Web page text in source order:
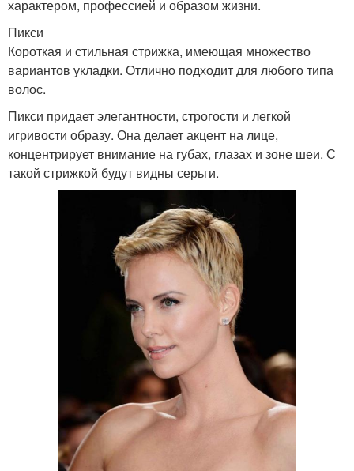
характером, профессией и образом жизни.
Пикси
Короткая и стильная стрижка, имеющая множество
вариантов укладки. Отлично подходит для любого типа
волос.
Пикси придает элегантности, строгости и легкой
игривости образу. Она делает акцент на лице,
концентрирует внимание на губах, глазах и зоне шеи. С
такой стрижкой будут видны серьги.